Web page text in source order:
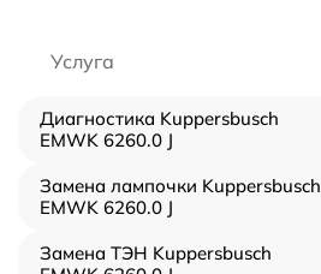
Услуга
Диагностика Kuppersbusch
EMWK 6260.0 J
Замена лампочки Kuppersbusch
EMWK 6260.0 J
Замена ТЭН Kuppersbusch